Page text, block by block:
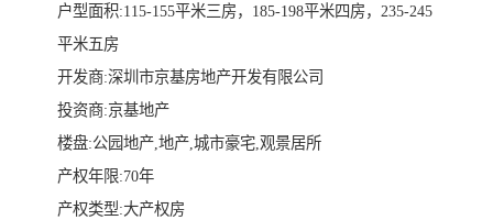
户型面积:115-155平米三房，185-198平米四房，235-245
平米五房
开发商:深圳市京基房地产开发有限公司
投资商:京基地产
楼盘:公园地产,地产,城市豪宅,观景居所
产权年限:70年
产权类型:大产权房